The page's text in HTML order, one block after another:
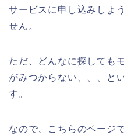
サービスに申し込みしよ
せん。
ただ、どんなに探しても
がみつからない、、、と
す。
なので、こちらのページ